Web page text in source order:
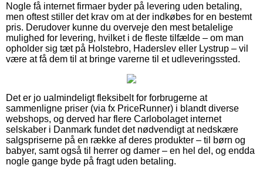
Nogle få internet firmaer byder på levering uden betaling,
men oftest stiller det krav om at der indkøbes for en bestemt
pris. Derudover kunne du overveje den mest betalelige
mulighed for levering, hvilket i de fleste tilfælde – om man
opholder sig tæt på Holstebro, Haderslev eller Lystrup – vil
være at få dem til at bringe varerne til et udleveringssted.
Det er jo ualmindeligt fleksibelt for forbrugerne at
sammenligne priser (via fx PriceRunner) i blandt diverse
webshops, og derved har flere Carlobolaget internet
selskaber i Danmark fundet det nødvendigt at nedskære
salgspriserne på en række af deres produkter – til børn og
babyer, samt også til herrer og damer – en hel del, og endda
nogle gange byde på fragt uden betaling.